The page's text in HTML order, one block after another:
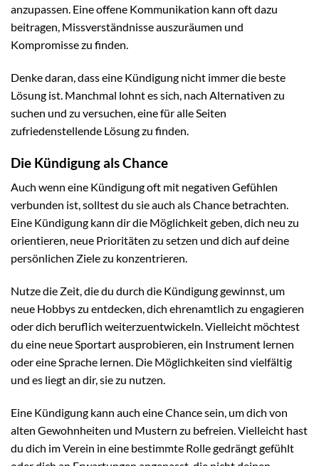
anzupassen. Eine offene Kommunikation kann oft dazu
beitragen, Missverständnisse auszuräumen und
Kompromisse zu finden.
Denke daran, dass eine Kündigung nicht immer die beste
Lösung ist. Manchmal lohnt es sich, nach Alternativen zu
suchen und zu versuchen, eine für alle Seiten
zufriedenstellende Lösung zu finden.
Die Kündigung als Chance
Auch wenn eine Kündigung oft mit negativen Gefühlen
verbunden ist, solltest du sie auch als Chance betrachten.
Eine Kündigung kann dir die Möglichkeit geben, dich neu zu
orientieren, neue Prioritäten zu setzen und dich auf deine
persönlichen Ziele zu konzentrieren.
Nutze die Zeit, die du durch die Kündigung gewinnst, um
neue Hobbys zu entdecken, dich ehrenamtlich zu engagieren
oder dich beruflich weiterzuentwickeln. Vielleicht möchtest
du eine neue Sportart ausprobieren, ein Instrument lernen
oder eine Sprache lernen. Die Möglichkeiten sind vielfältig
und es liegt an dir, sie zu nutzen.
Eine Kündigung kann auch eine Chance sein, um dich von
alten Gewohnheiten und Mustern zu befreien. Vielleicht hast
du dich im Verein in eine bestimmte Rolle gedrängt gefühlt